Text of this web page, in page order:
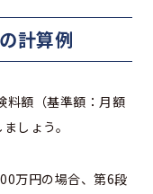
計算例
料額（基準額：月額
しょう。
万円の場合、第6段